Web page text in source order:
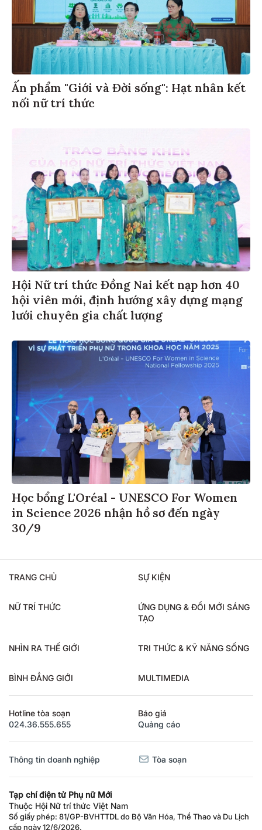
Ấn phẩm "Giới và Đời sống": Hạt nhân kết
nối nữ trí thức
Hội Nữ trí thức Đồng Nai kết nạp hơn 40
hội viên mới, định hướng xây dựng mạng
lưới chuyên gia chất lượng
Học bổng L'Oréal - UNESCO For Women
in Science 2026 nhận hồ sơ đến ngày
30/9
TRANG CHỦ SỰ KIỆN
NỮ TRÍ THỨC
ỨNG DỤNG & ĐỔI MỚI SÁNG
TẠO
NHÌN RA THẾ GIỚI TRI THỨC & KỸ NĂNG SỐNG
BÌNH ĐẲNG GIỚI MULTIMEDIA
Hotline tòa soạn
024.36.555.655
Báo giá
Quảng cáo
Thông tin doanh nghiệp Tòa soạn
Tạp chí điện tử Phụ nữ Mới
Thuộc Hội Nữ trí thức Việt Nam
Số giấy phép: 81/GP-BVHTTDL do Bộ Văn Hóa, Thể Thao và Du Lịch
cấp ngày 12/6/2026.